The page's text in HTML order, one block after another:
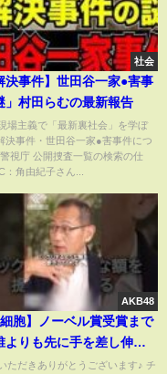
社会
決事件】世田谷一家●害事
」村田らむの最新報告
場主義で「最新裏社会」を学ぼ
決事件・世田谷一家●害事件につ
視庁 公開捜査一覧の検索の仕
：角由紀子さん...
AKB48
細胞】ノーベル賞受賞まで
よりも先に手を差し伸べ
たのは●●だった…
ただきありがとうございます♪ チ